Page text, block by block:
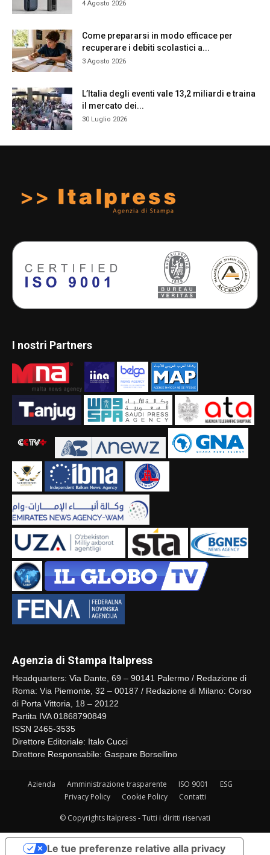
4 Agosto 2026
Come prepararsi in modo efficace per
recuperare i debiti scolastici a...
3 Agosto 2026
L’Italia degli eventi vale 13,2 miliardi e traina
il mercato dei...
30 Luglio 2026
I nostri Partners
Agenzia di Stampa Italpress
Headquarters: Via Dante, 69 – 90141 Palermo / Redazione di
Roma: Via Piemonte, 32 – 00187 / Redazione di Milano: Corso
di Porta Vittoria, 18 – 20122
Partita IVA 01868790849
ISSN 2465-3535
Direttore Editoriale: Italo Cucci
Direttore Responsabile: Gaspare Borsellino
Azienda Amministrazione trasparente ISO 9001
ESG
Privacy Policy
Cookie Policy Contatti
© Copyrights Italpress - Tutti i diritti riservati
Le tue preferenze relative alla privacy